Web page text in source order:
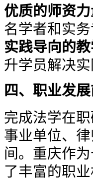
优质的师资
名学者和实务
实践导向的
升学员解决
四、职业发
完成法学在
事业单位、
间。重庆作
了丰富的职业